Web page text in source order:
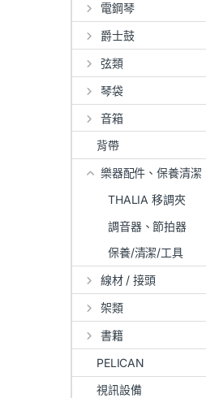
電鋼琴
爵士鼓
弦類
琴袋
音箱
背帶
樂器配件、保養清潔
THALIA 移調夾
調音器、節拍器
保養/清潔/工具
線材 / 接頭
架類
書籍
PELICAN
視訊設備